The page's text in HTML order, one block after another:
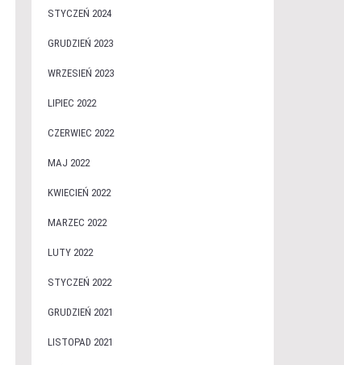
STYCZEŃ 2024
GRUDZIEŃ 2023
WRZESIEŃ 2023
LIPIEC 2022
CZERWIEC 2022
MAJ 2022
KWIECIEŃ 2022
MARZEC 2022
LUTY 2022
STYCZEŃ 2022
GRUDZIEŃ 2021
LISTOPAD 2021